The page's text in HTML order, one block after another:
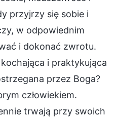
przyjrzy się sobie i
w odpowiednim
i dokonać zwrotu.
i praktykująca
przez Boga?
człowiekiem.
trwają przy swoich